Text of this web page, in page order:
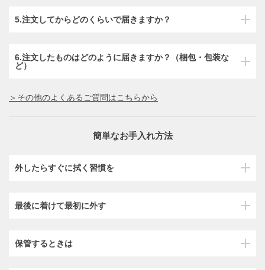
5.注文してからどのくらいで届きますか？
6.注文したものはどのように届きますか？（梱包・包装な
ど）
＞その他のよくあるご質問はこちらから
簡単なお手入れ方法
外したらすぐに拭く習慣を
最後に着けて最初に外す
保管するときは